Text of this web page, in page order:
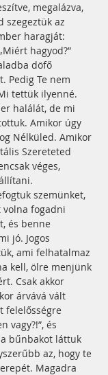
megalázva,
szegeztük az
haragját:
hagyod?”
döfő
Pedig Te nem
tettük ilyenné.
halálát, de mi
Amikor úgy
Nélküled. Amikor
Szereteted
véges,
szemünket,
fogadni
és benne
jó. Jogos
ami felhatalmaz
kell, ölre menjünk
Csak akkor
árvává vált
felelősségre
vagy?!”, és
bűnbakot láttuk
az, hogy te
Magadra